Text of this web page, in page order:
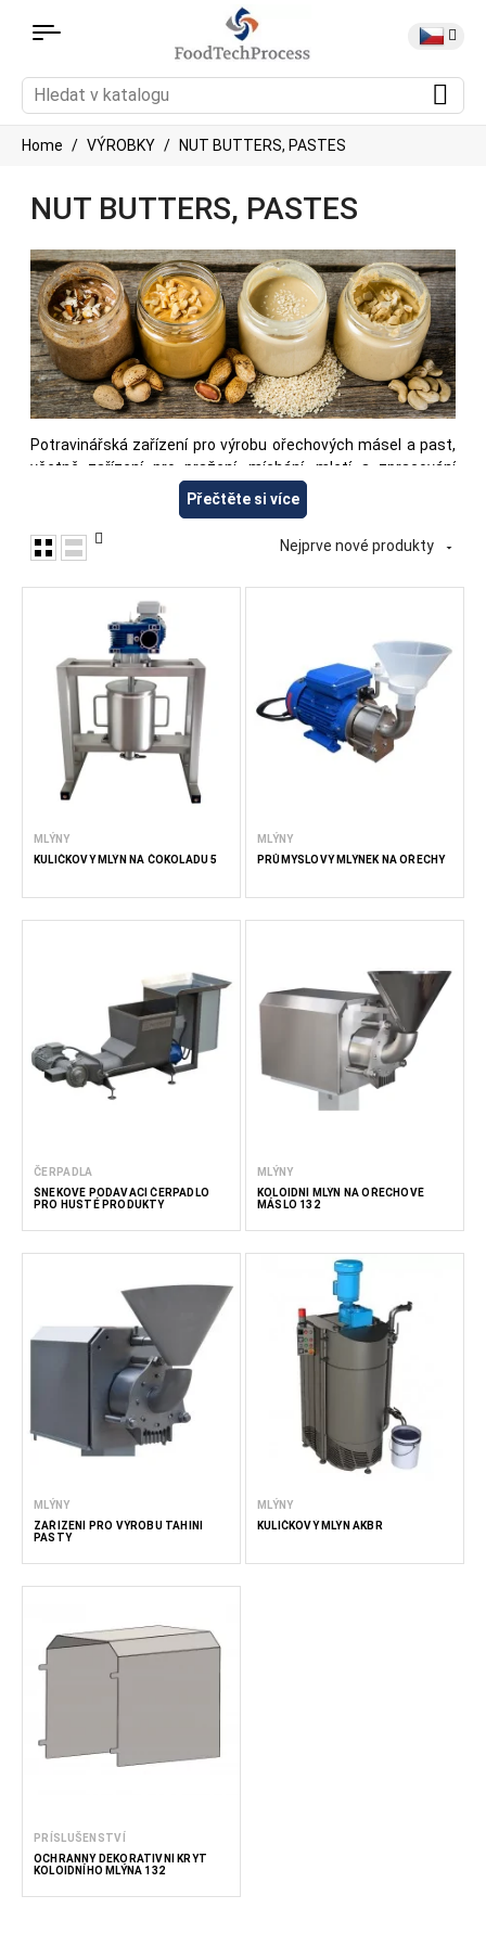
Home VÝROBKY NUT BUTTERS, PASTES
NUT BUTTERS, PASTES
Potravinářská zařízení pro výrobu ořechových másel a past,
včetně zařízení pro pražení, míchání, mletí a zpracování
ořechů a dalších ingrediencí. Koloidní mlýny lze použít k
výrobě arašídového másla, mandlového másla,
lískovooříškové pomazánky, pistáciové pasty, tahini a dalších
hladkých nebo hrubých potravinářských past. Ve společnosti
střední výrobce potravin, výrobce cukrovinek, podniky
HoReCa a profesionální kuchyně.
Méně čtěte
Přečtěte si více
Nejprve nové produkty 
MLÝNY
KULIČKOVÝ MLÝN NA ČOKOLÁDU 5
MLÝNY
PRŮMYSLOVÝ MLÝNEK NA OŘECHY
ČERPADLA
ŠNEKOVÉ PODÁVACÍ ČERPADLO
PRO HUSTÉ PRODUKTY
MLÝNY
KOLOIDNÍ MLÝN NA OŘECHOVÉ
MÁSLO 132
MLÝNY
ZAŘÍZENÍ PRO VÝROBU TAHINI
PASTY
MLÝNY
KULIČKOVÝ MLÝN AKBR
PRÍSLUŠENSTVÍ
OCHRANNÝ DEKORATIVNÍ KRYT
KOLOIDNÍHO MLÝNA 132